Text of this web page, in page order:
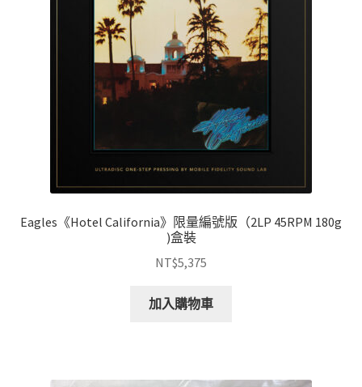
Eagles《Hotel California》限量編號版（2LP 45RPM 180g
)盒裝
NT$5,375
加入購物車